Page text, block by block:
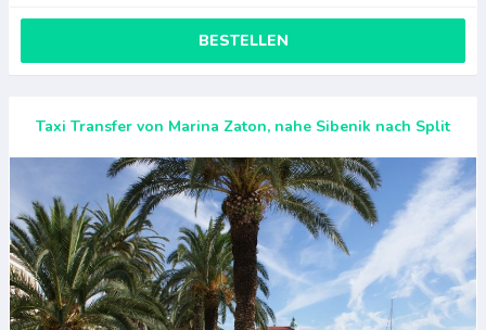
BESTELLEN
Taxi Transfer von Marina Zaton, nahe Sibenik nach Split